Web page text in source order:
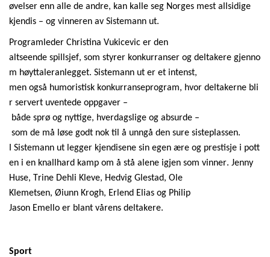
øvelser enn alle de andre, kan kalle seg Norges mest allsidige
kjendis – og vinneren av Sistemann ut.
Programleder Christina Vukicevic er den
altseende spillsjef, som styrer konkurranser og deltakere gjenno
m høyttaleranlegget. Sistemann ut er et intenst,
men også humoristisk konkurranseprogram, hvor deltakerne bli
r servert uventede oppgaver –
både sprø og nyttige, hverdagslige og absurde –
som de må løse godt nok til å unngå den sure sisteplassen.
I Sistemann ut legger kjendisene sin egen ære og prestisje i pott
en i en knallhard kamp om å stå alene igjen som vinner. Jenny
Huse, Trine Dehli Kleve, Hedvig Glestad, Ole
Klemetsen, Øiunn Krogh, Erlend Elias og Philip
Jason Emello er blant vårens deltakere.
Sport